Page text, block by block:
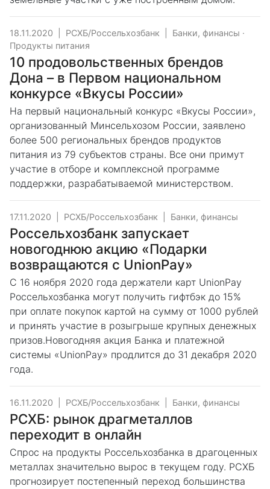
18.11.2020 РСХБ/Россельхозбанк Банки, финансы ·
Продукты питания
10 продовольственных брендов
Дона – в Первом национальном
конкурсе «Вкусы России»
На первый национальный конкурс «Вкусы России»,
организованный Минсельхозом России, заявлено
более 500 региональных брендов продуктов
питания из 79 субъектов страны. Все они примут
участие в отборе и комплексной программе
поддержки, разрабатываемой министерством.
17.11.2020 РСХБ/Россельхозбанк Банки, финансы
Россельхозбанк запускает
новогоднюю акцию «Подарки
возвращаются с UnionPay»
С 16 ноября 2020 года держатели карт UnionPay
Россельхозбанка могут получить гифтбэк до 15%
при оплате покупок картой на сумму от 1000 рублей
и принять участие в розыгрыше крупных денежных
призов.Новогодняя акция Банка и платежной
системы «UnionPay» продлится до 31 декабря 2020
года.
16.11.2020 РСХБ/Россельхозбанк Банки, финансы
РСХБ: рынок драгметаллов
переходит в онлайн
Спрос на продукты Россельхозбанка в драгоценных
металлах значительно вырос в текущем году. РСХБ
прогнозирует постепенный переход большинства